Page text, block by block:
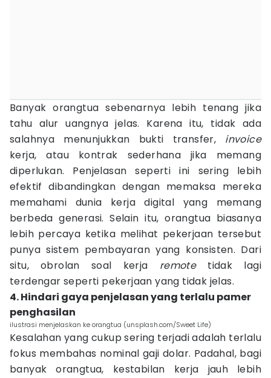
Banyak orangtua sebenarnya lebih tenang jika
tahu alur uangnya jelas. Karena itu, tidak ada
salahnya menunjukkan bukti transfer, invoice
kerja, atau kontrak sederhana jika memang
diperlukan. Penjelasan seperti ini sering lebih
efektif dibandingkan dengan memaksa mereka
memahami dunia kerja digital yang memang
berbeda generasi. Selain itu, orangtua biasanya
lebih percaya ketika melihat pekerjaan tersebut
punya sistem pembayaran yang konsisten. Dari
situ, obrolan soal kerja remote tidak lagi
terdengar seperti pekerjaan yang tidak jelas.
4. Hindari gaya penjelasan yang terlalu pamer
penghasilan
ilustrasi menjelaskan ke orangtua (unsplash.com/Sweet Life)
Kesalahan yang cukup sering terjadi adalah terlalu
fokus membahas nominal gaji dolar. Padahal, bagi
banyak orangtua, kestabilan kerja jauh lebih